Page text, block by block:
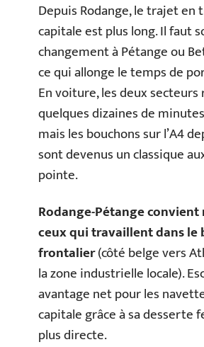
Depuis Rodange, le trajet en
capitale est plus long. Il faut
changement à Pétange ou
ce qui allonge le temps de
En voiture, les deux
quelques dizaines de
mais les bouchons sur l’A4
sont devenus un classique
pointe.
Rodange-Pétange convient
ceux qui travaillent dans le
frontalier(côté belge vers
la zone industrielle locale).
avantage net pour les
capitale grâce à sa desserte
plus directe.